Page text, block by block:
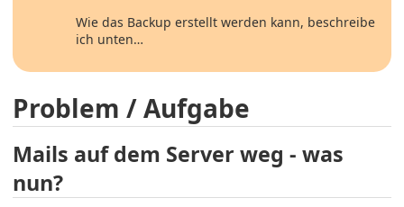
Wie das Backup erstellt werden kann, beschreibe
ich unten…
Problem / Aufgabe
Mails auf dem Server weg - was
nun?